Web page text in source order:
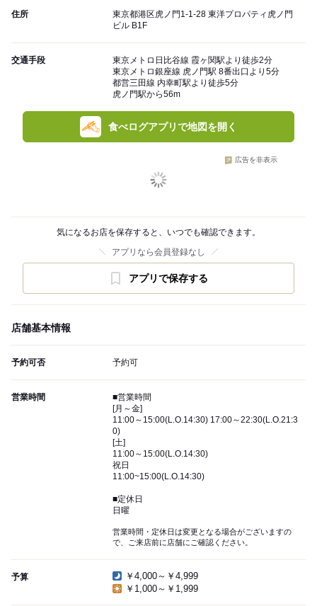
住所
東京都港区虎ノ門1-1-28 東洋プロパティ虎ノ門
ビル B1F
交通手段
東京メトロ日比谷線 霞ヶ関駅より徒歩2分
東京メトロ銀座線 虎ノ門駅 8番出口より5分
都営三田線 内幸町駅より徒歩5分
虎ノ門駅から56m
食べログアプリで地図を開く
広告を非表示
気になるお店を保存すると、いつでも確認できます。
アプリなら会員登録なし
アプリで保存する
店舗基本情報
予約可否 予約可
営業時間
■営業時間
[月～金]
11:00～15:00(L.O.14:30) 17:00～22:30(L.O.21:3
0)
[土]
11:00～15:00(L.O.14:30)
祝日
11:00~15:00(L.O.14:30)
■定休日
日曜
営業時間・定休日は変更となる場合がございますの
で、ご来店前に店舗にご確認ください。
予算
￥4,000～￥4,999
￥1,000～￥1,999